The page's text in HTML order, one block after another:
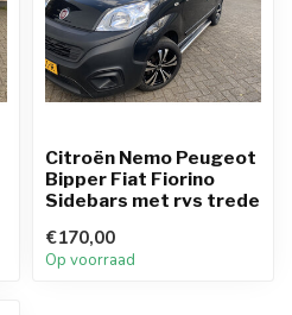
Citroën Nemo Peugeot
Bipper Fiat Fiorino
Sidebars met rvs trede
€170,00
Op voorraad